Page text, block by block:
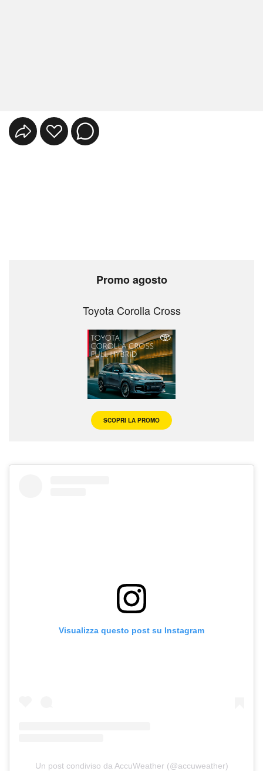
Promo agosto
Toyota Corolla Cross
SCOPRI LA PROMO
Visualizza questo post su Instagram
Un post condiviso da AccuWeather (@accuweather)